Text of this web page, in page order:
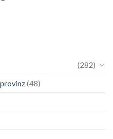
(282)
(48)